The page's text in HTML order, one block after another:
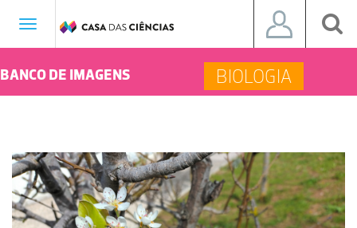
Toggle
BANCO DE IMAGENS BIOLOGIA